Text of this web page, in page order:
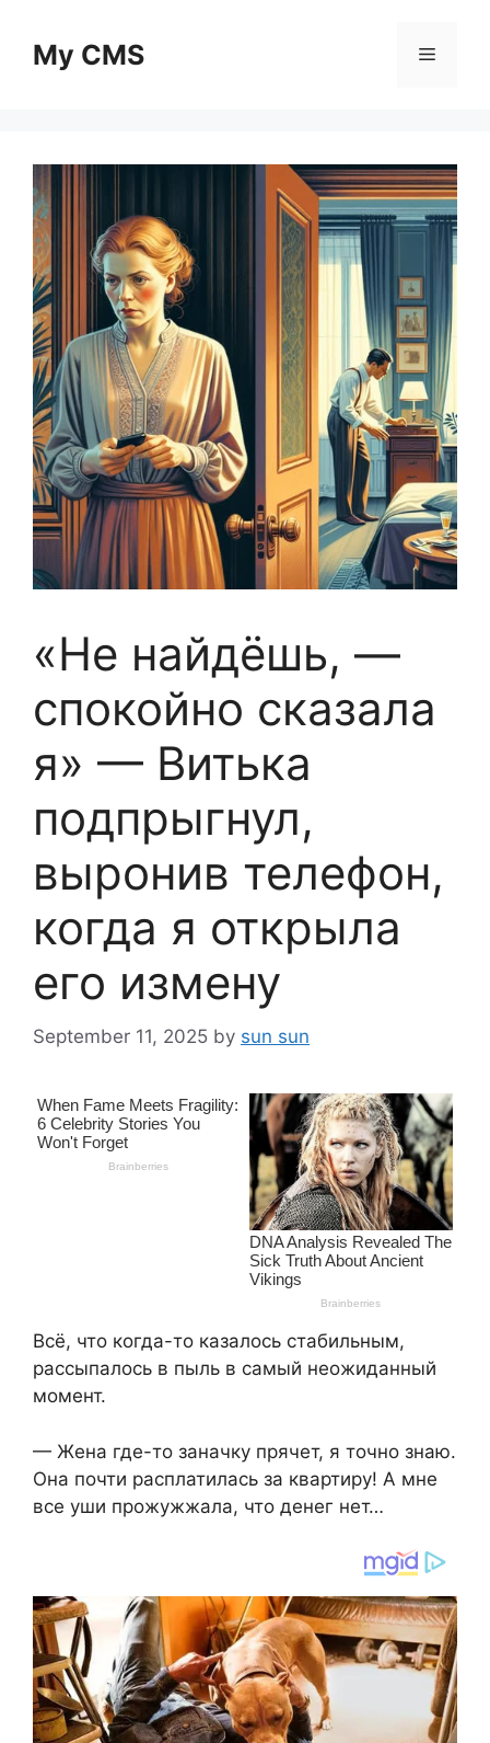
contentMy CMS Menu
«Не найдёшь, —
спокойно сказала
я» — Витька
подпрыгнул,
выронив телефон,
когда я открыла
его измену
September 11, 2025 by sun sun
Всё, что когда-то казалось стабильным,
рассыпалось в пыль в самый неожиданный
момент.
— Жена где-то заначку прячет, я точно знаю.
Она почти расплатилась за квартиру! А мне
все уши прожужжала, что денег нет…